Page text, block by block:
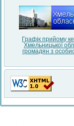
Графік прийому
Хмельницької
громадян з